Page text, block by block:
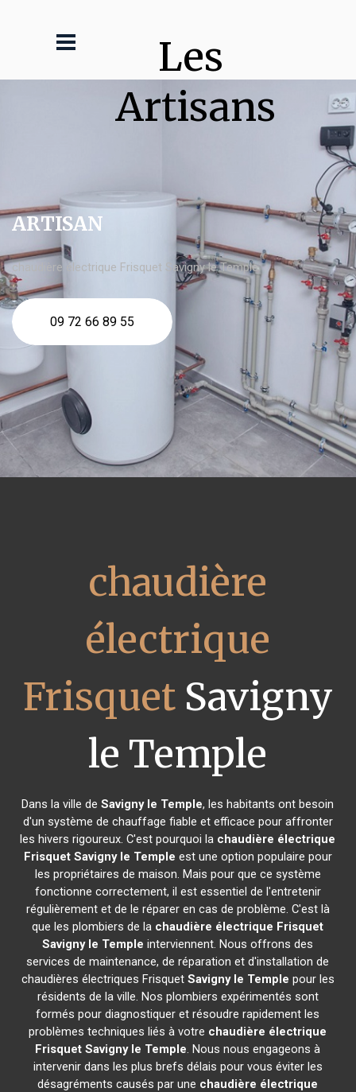
Les
Artisans
ARTISAN
chaudière électrique Frisquet Savigny le Temple
09 72 66 89 55
chaudière
électrique
FrisquetSavigny
le Temple
Dans la ville deSavigny le Temple, les habitants ont besoin
d'un système de chauffage fiable et efficace pour affronter
les hivers rigoureux. C'est pourquoi la chaudière électrique
Frisquet Savigny le Temple est une option populaire pour
les propriétaires de maison. Mais pour que ce système
fonctionne correctement, il est essentiel de l'entretenir
régulièrement et de le réparer en cas de problème. C'est là
que les plombiers de la chaudière électrique Frisquet
Savigny le Temple interviennent. Nous offrons des
services de maintenance, de réparation et d'installation de
chaudières électriques Frisquet Savigny le Temple pour les
résidents de la ville. Nos plombiers expérimentés sont
formés pour diagnostiquer et résoudre rapidement les
problèmes techniques liés à votre chaudière électrique
Frisquet Savigny le Temple. Nous nous engageons à
intervenir dans les plus brefs délais pour vous éviter les
désagréments causés par une chaudière électrique